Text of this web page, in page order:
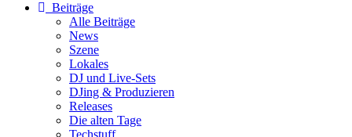
Beiträge
Alle Beiträge
News
Szene
Lokales
DJ und Live-Sets
DJing & Produzieren
Releases
Die alten Tage
Techstuff